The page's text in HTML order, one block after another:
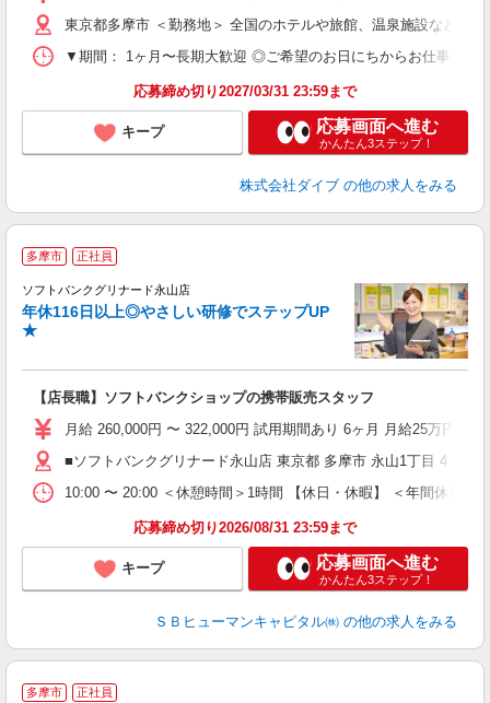
東京都多摩市 ＜勤務地＞ 全国のホテルや旅館、温泉施設など勤
▼期間： 1ヶ月〜長期大歓迎 ◎ご希望のお日にちからお仕事開
応募締め切り2027/03/31 23:59まで
キープ 応募画面へ進む
かんたん3ステップ！
株式会社ダイブ の他の求人をみる
多摩市 正社員
ソフトバンクグリナード永山店
年休116日以上◎やさしい研修でステップUP
★
【店長職】ソフトバンクショップの携帯販売スタッフ
月給 260,000円 〜 322,000円 試用期間あり 6ヶ月 月給25万円以
■ソフトバンクグリナード永山店 東京都 多摩市 永山1丁目 4 グ
10:00 〜 20:00 ＜休憩時間＞1時間 【休日・休暇】 ＜年間休日
応募締め切り2026/08/31 23:59まで
キープ 応募画面へ進む
かんたん3ステップ！
ＳＢヒューマンキャピタル㈱ の他の求人をみる
多摩市 正社員